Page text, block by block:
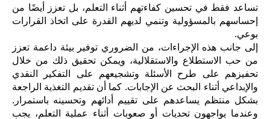
تساعد فقط في تحسين كفاءتهم أثناء التعلم، بل تعزز أيضًا من
إحساسهم بالمسؤولية وتنمي لديهم القدرة على اتخاذ القرارات
بوعي.
إلى جانب هذه الإجراءات، من الضروري توفير بيئة داعمة تعزز
من حب الاستطلاع والاستقلالية، ويمكن تحقيق ذلك من خلال
تحفيزهم على طرح الأسئلة وتشجيعهم على التفكير النقدي
والإبداعي أثناء البحث عن الإجابات. كما أن تقديم التغذية الراجعة
بشكل منتظم يساعدهم على تقييم أدائهم وتحسينه باستمرار.
وعندما يواجهون تحديات أو صعوبات أثناء عملية التعلم، يجب